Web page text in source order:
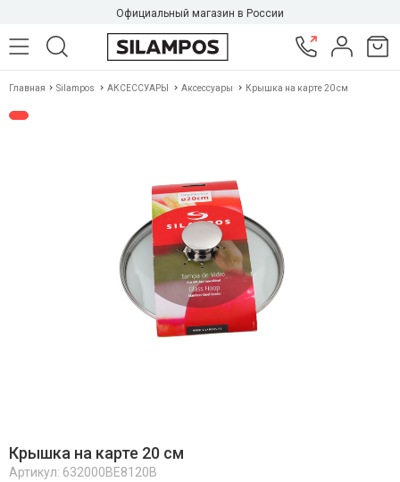
Официальный магазин в России
Главная Silampos АКСЕССУАРЫ Аксессуары Крышка на карте 20 см
Крышка на карте 20 см
Артикул: 632000BE8120B